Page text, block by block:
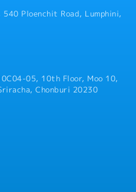
Ploenchit Road, Lumphini,
05, 10th Floor, Moo 10,
Chonburi 20230